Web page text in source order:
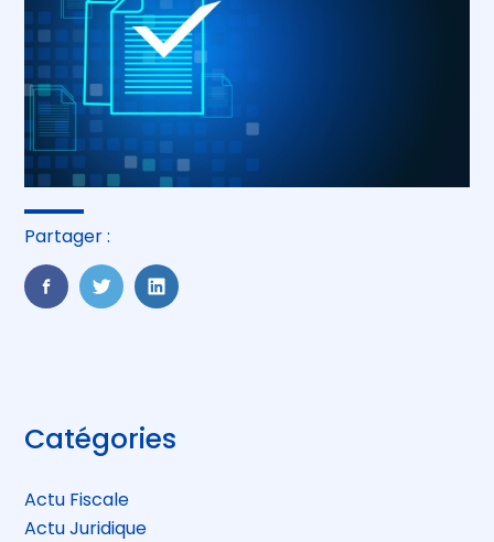
Partager :
FaceBook
TwitterLinkedIn
Blog
sidebar
Catégories
Actu Fiscale
Actu Juridique